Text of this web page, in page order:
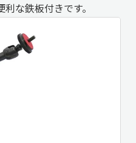
な鉄板付きです。